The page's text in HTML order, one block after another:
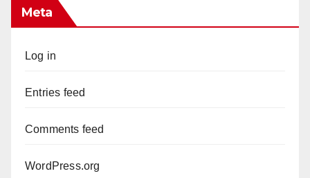
Meta
Log in
Entries feed
Comments feed
WordPress.org